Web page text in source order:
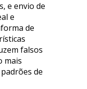
e envio de
e
de
falsos
mais
de